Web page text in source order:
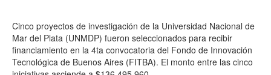
Cinco proyectos de investigación de la Universidad Nacional de
Mar del Plata (UNMDP) fueron seleccionados para recibir
financiamiento en la 4ta convocatoria del Fondo de Innovación
Tecnológica de Buenos Aires (FITBA). El monto entre las cinco